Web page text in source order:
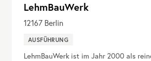
LehmBauWerk
12167 Berlin
AUSFÜHRUNG
LehmBauWerk ist im Jahr 2000 als